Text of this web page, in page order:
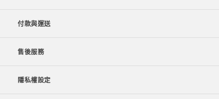
付款與運送
售後服務
隱私權設定